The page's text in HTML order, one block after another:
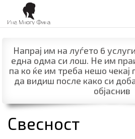
Напрај им на луѓето 6
една одма си лош. Не им
па ко ќе им треба нешо чекај
да видиш после како си
објаснив
Свесност